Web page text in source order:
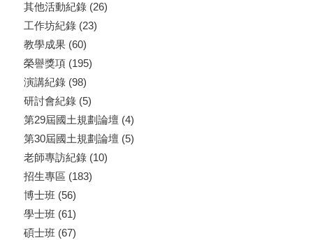
其他活動紀錄(26)
工作坊紀錄(23)
教學成果(60)
榮譽獎項(195)
演講紀錄(98)
研討會紀錄(5)
第29屆國土規劃論壇 (4)
第30屆國土規劃論壇 (5)
老師專訪紀錄(10)
招生專區 (183)
博士班 (56)
學士班 (61)
碩士班 (67)